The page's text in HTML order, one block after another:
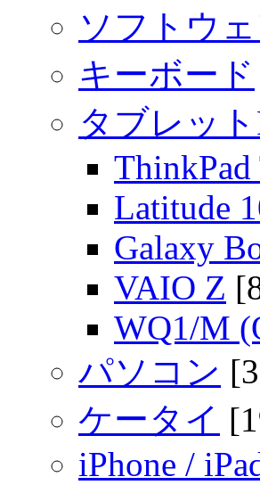
ソフトウ
キーボード
タブレット
ThinkPad
Latitude
Galaxy
VAIO Z
WQ1/M
パソコン
ケータイ
iPhone /